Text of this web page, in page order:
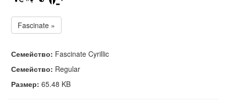
Fascinate »
Семейство: Fascinate Cyrillic
Семейство: Regular
Размер: 65.48 KB